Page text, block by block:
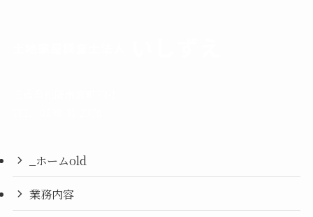
_ホームold
業務内容